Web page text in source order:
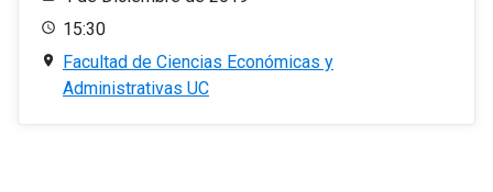
15:30
Facultad de Ciencias Económicas y
Administrativas UC